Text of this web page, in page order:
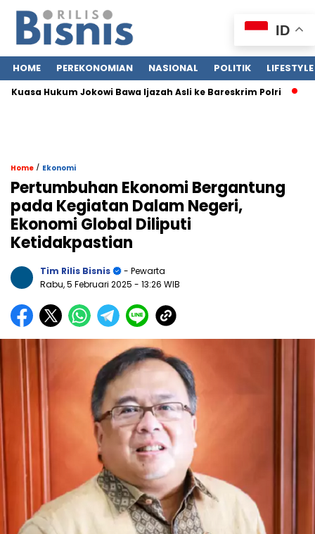
HOME PEREKONOMIAN NASIONAL POLITIK LIFESTYLE
Hukum Jokowi Bawa Ijazah Asli ke Bareskrim Polri
Home / Ekonomi
Pertumbuhan Ekonomi Bergantung
pada Kegiatan Dalam Negeri,
Ekonomi Global Diliputi
Ketidakpastian
Tim Rilis Bisnis
- Pewarta
Rabu, 5 Februari 2025 - 13:26 WIB
ID